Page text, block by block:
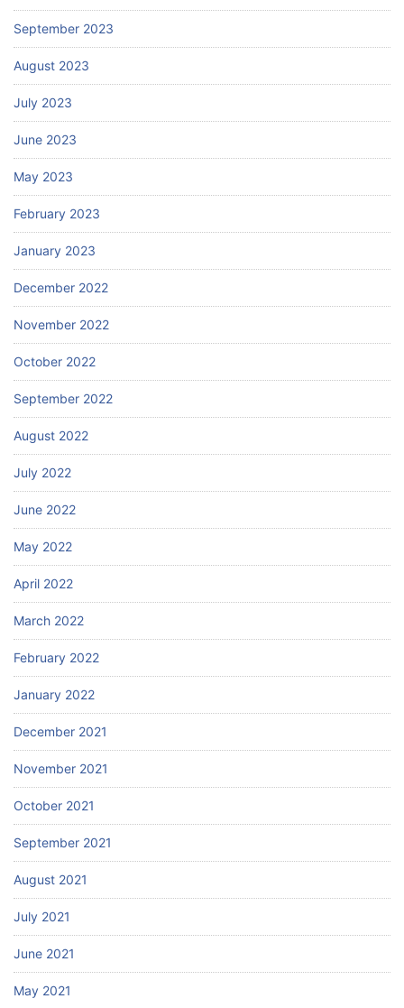
September 2023
August 2023
July 2023
June 2023
May 2023
February 2023
January 2023
December 2022
November 2022
October 2022
September 2022
August 2022
July 2022
June 2022
May 2022
April 2022
March 2022
February 2022
January 2022
December 2021
November 2021
October 2021
September 2021
August 2021
July 2021
June 2021
May 2021